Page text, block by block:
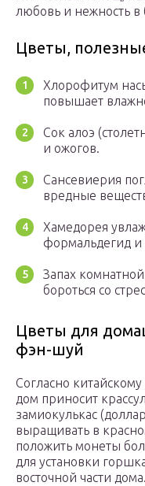
любовь и нежность в
Цветы,
Хлорофитум
повышает
Сок алоэ
и ожогов.
Сансевиерия
вредные
Хамедорея
формальдегид и
Запах
бороться со
Цветы для
фэн-шуй
Согласно
дом приносит
замиокулькас
выращивать в
положить монеты
для установки
восточной части дома.